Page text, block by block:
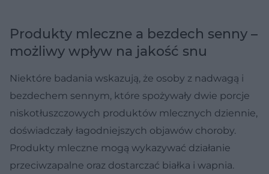
Produkty mleczne a bezdech senny –
możliwy wpływ na jakość snu
Niektóre badania wskazują, że osoby z nadwagą i
bezdechem sennym, które spożywały dwie porcje
niskotłuszczowych produktów mlecznych dziennie,
doświadczały łagodniejszych objawów choroby.
Produkty mleczne mogą wykazywać działanie
przeciwzapalne oraz dostarczać białka i wapnia.